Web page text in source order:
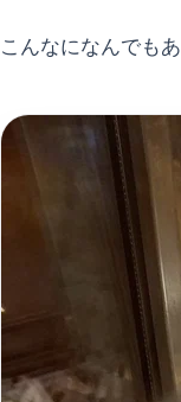
こんなになんでも